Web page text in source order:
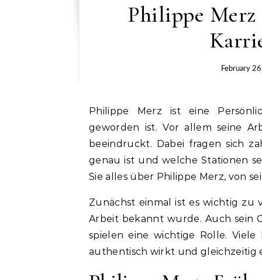
Philippe Merz
February
Philippe Merz ist eine Persönlichkeit, die in verschiedenen Bereichen bekannt
geworden ist. Vor allem seine
beeindruckt. Dabei fragen sich
genau ist und welche Stationen
Sie alles über Philippe Merz, von
Zunächst einmal ist es wichtig zu
Arbeit bekannt wurde. Auch sein
spielen eine wichtige Rolle.
authentisch wirkt und gleichzeitig